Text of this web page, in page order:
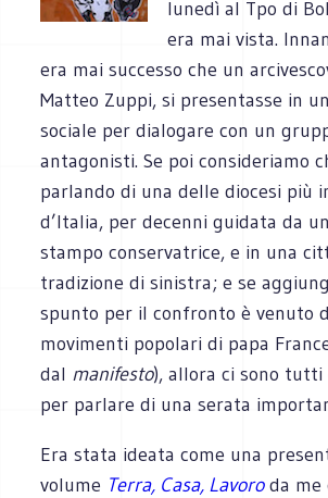
lunedì al Tpo di
era mai vista.
era mai successo che un
Matteo Zuppi, si presentasse in
sociale per dialogare con un
antagonisti. Se poi consideriamo
parlando di una delle diocesi più
d’Italia, per decenni guidata da
stampo conservatrice, e in una
tradizione di sinistra; e se
spunto per il confronto è venuto
movimenti popolari di papa
dal manifesto), allora ci sono
per parlare di una serata
Era stata ideata come una
volume Terra, Casa, Lavoroda me